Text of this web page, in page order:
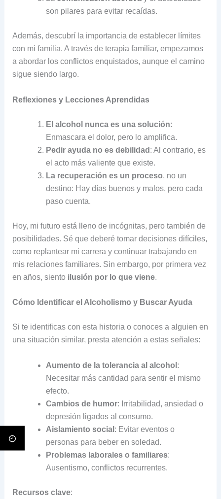
son pilares para evitar recaídas.
Además, descubrí la importancia de establecer límites
con mi familia. A través de terapia familiar, empezamos
a abordar los conflictos enquistados, aunque el camino
sigue siendo largo.
Reflexiones y Lecciones Aprendidas
El alcohol nunca es una solución:
Enmascara el dolor, pero lo amplifica.
Pedir ayuda no es debilidad : Al contrario, es
el acto más valiente que existe.
La recuperación es un proceso, no un
destino: Hay días buenos y malos, pero cada
paso cuenta.
Hoy, mi futuro está lleno de incógnitas, pero también de
posibilidades. Sé que deberé tomar decisiones difíciles,
como replantear mi carrera y continuar trabajando en
mis relaciones familiares. Sin embargo, por primera vez
en años, siento ilusión por lo que viene.
Cómo Identificar el Alcoholismo y Buscar Ayuda
Si te identificas con esta historia o conoces a alguien en
una situación similar, presta atención a estas señales:
Aumento de la tolerancia al alcohol :
Necesitar más cantidad para sentir el mismo
efecto.
Cambios de humor: Irritabilidad, ansiedad o
depresión ligados al consumo.
Aislamiento social : Evitar eventos o
personas para beber en soledad.
Problemas laborales o familiares:
Ausentismo, conflictos recurrentes.
Recursos clave: